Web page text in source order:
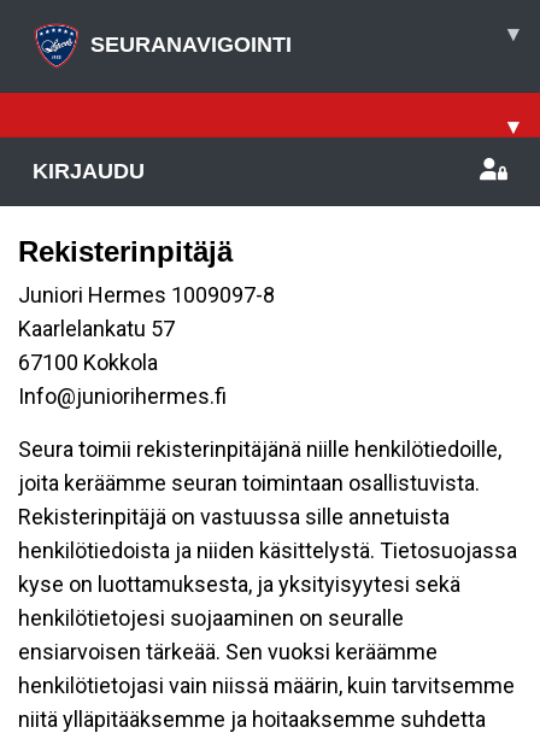
SEURANAVIGOINTI ▾
▾
KIRJAUDU
Rekisterinpitäjä
Juniori Hermes 1009097-8
Kaarlelankatu 57
67100 Kokkola
Info@juniorihermes.fi
Seura toimii rekisterinpitäjänä niille henkilötiedoille,
joita keräämme seuran toimintaan osallistuvista.
Rekisterinpitäjä on vastuussa sille annetuista
henkilötiedoista ja niiden käsittelystä. Tietosuojassa
kyse on luottamuksesta, ja yksityisyytesi sekä
henkilötietojesi suojaaminen on seuralle
ensiarvoisen tärkeää. Sen vuoksi keräämme
henkilötietojasi vain niissä määrin, kuin tarvitsemme
niitä ylläpitääksemme ja hoitaaksemme suhdetta